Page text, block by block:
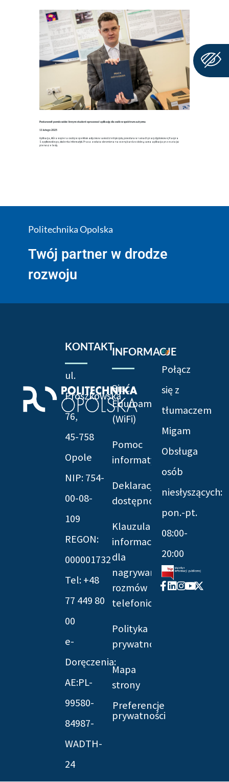
Postanowił pomóc sobie i innym: student opracował aplikację dla osób w spektrum autyzmu
11 lutego 2025
Aplikacja, która wspiera osoby w spektrum autyzmu w samodzielnym życiu, powstała w ramach pracy dyplomowej Kacpra
Szpytkowskiego, studenta informatyki. Praca została obroniona na ocenę bardzo dobrą, sama aplikacja przeszła już
pierwsze testy.
Politechnika Opolska
Twój partner w drodze
rozwoju
KONTAKT
ul.
Prószkowska
76,
45-758
Opole
NIP: 754-
00-08-
109
REGON:
000001732
Tel: +48
77 449 80
00
e-
Doręczenia:
AE:PL-
99580-
84987-
WADTH-
24
INFORMACJE
Sieć
Eduroam
(WiFi)
Pomoc
informatyczna
Deklaracja
dostępności
Klauzula
informacyjna
dla
nagrywania
rozmów
telefonicznych
Polityka
prywatności
Mapa
strony
Preferencje
prywatności
Połącz
się z
tłumaczem
Migam
Obsługa
osób
niesłyszących:
pon.-pt.
08:00-
20:00
Facebook-
f
Linkedin
Instagram
Youtube
X-
twitter